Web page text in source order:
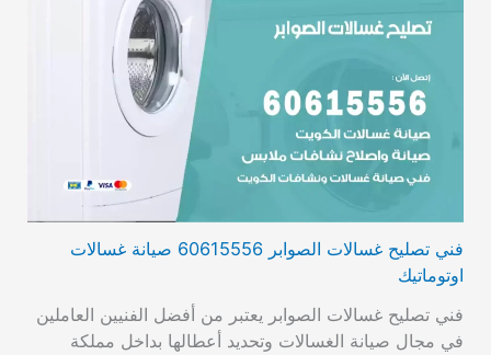
فني تصليح غسالات الصوابر 60615556 صيانة غسالات
اوتوماتيك
فني تصليح غسالات الصوابر يعتبر من أفضل الفنيين العاملين
في مجال صيانة الغسالات وتحديد أعطالها بداخل مملكة